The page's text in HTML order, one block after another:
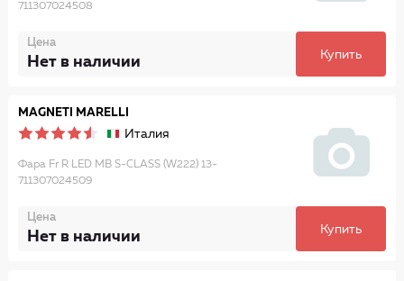
711307024508
Цена
Нет в наличии Купить
MAGNETI MARELLI
Италия
Фара Fr R LED MB S-CLASS (W222) 13-
711307024509
Цена
Нет в наличии Купить